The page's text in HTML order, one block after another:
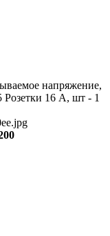
напряжение,
16 А, шт - 1